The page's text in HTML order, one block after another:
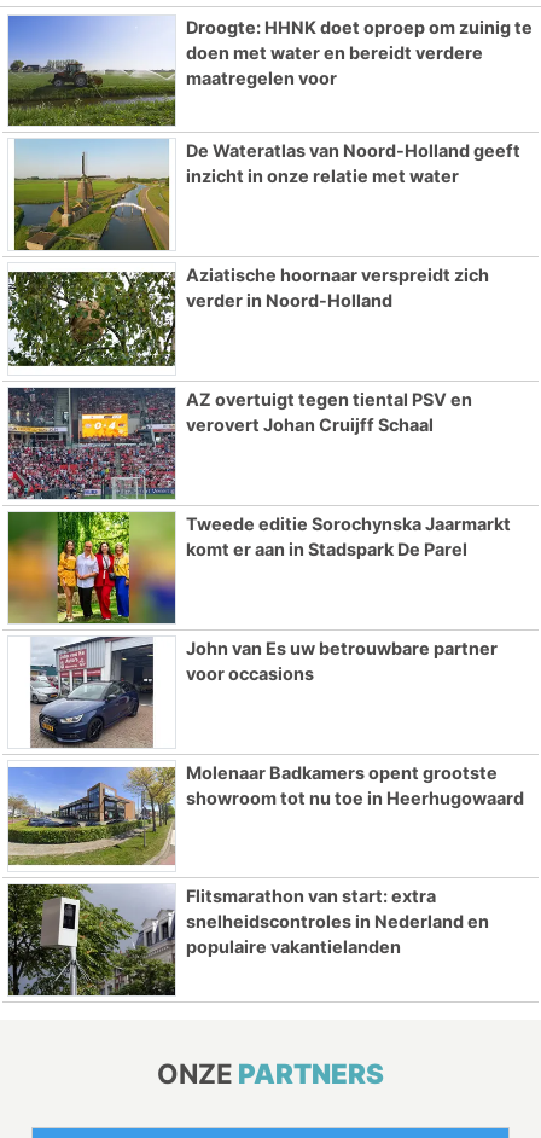
Droogte: HHNK doet oproep om zuinig te
doen met water en bereidt verdere
maatregelen voor
De Wateratlas van Noord-Holland geeft
inzicht in onze relatie met water
Aziatische hoornaar verspreidt zich
verder in Noord-Holland
AZ overtuigt tegen tiental PSV en
verovert Johan Cruijff Schaal
Tweede editie Sorochynska Jaarmarkt
komt er aan in Stadspark De Parel
John van Es uw betrouwbare partner
voor occasions
Molenaar Badkamers opent grootste
showroom tot nu toe in Heerhugowaard
Flitsmarathon van start: extra
snelheidscontroles in Nederland en
populaire vakantielanden
ONZE PARTNERS